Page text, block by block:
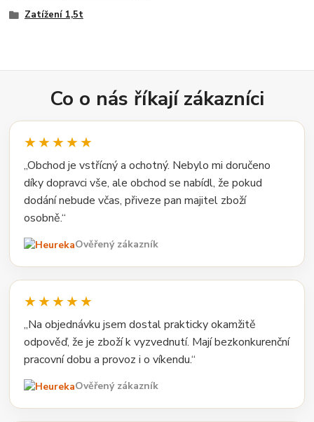
Zatížení 1,5t
Co o nás říkají zákazníci
★★★★★
„Obchod je vstřícný a ochotný. Nebylo mi doručeno
díky dopravci vše, ale obchod se nabídl, že pokud
dodání nebude včas, přiveze pan majitel zboží
osobně.“
Ověřený zákazník
★★★★★
„Na objednávku jsem dostal prakticky okamžitě
odpověď, že je zboží k vyzvednutí. Mají bezkonkurenční
pracovní dobu a provoz i o víkendu.“
Ověřený zákazník